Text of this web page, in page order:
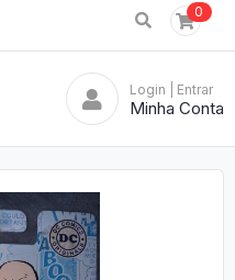
0
Login | Entrar
Minha Conta